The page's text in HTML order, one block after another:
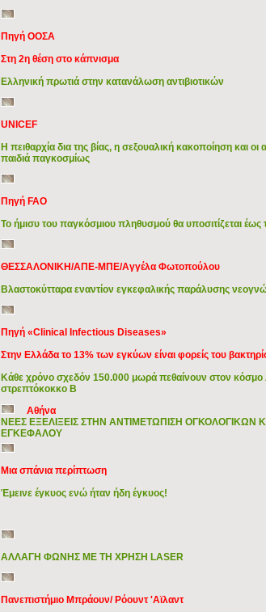
Copyright © 2009 Ιατρικά Θέματα
Πηγή ΟΟΣΑ
Στη 2η θέση στο κάπνισμα
Ελληνική πρωτιά στην κατανάλωση αντιβιοτικών
UNICEF
Η πειθαρχία δια της βίας, η σεξουαλική κακοποίηση και
παιδιά παγκοσμίως
Πηγή FAO
Το ήμισυ του παγκόσμιου πληθυσμού θα υποσιτίζεται έως
ΘΕΣΣΑΛΟΝΙΚΗ/ΑΠΕ-ΜΠΕ/Αγγέλα Φωτοπούλου
Βλαστοκύτταρα εναντίον εγκεφαλικής παράλυσης
Πηγή «Clinical Infectious Diseases»
Στην Ελλάδα το 13% των εγκύων είναι φορείς του
Κάθε χρόνο σχεδόν 150.000 μωρά πεθαίνουν στον
στρεπτόκοκκο Β
Αθήνα
ΝΕΕΣ ΕΞΕΛΙΞΕΙΣ ΣΤΗΝ ΑΝΤΙΜΕΤΩΠΙΣΗ ΟΓΚΟΛΟΓΙΚΩΝ
ΕΓΚΕΦΑΛΟΥ
Μια σπάνια περίπτωση
Έμεινε έγκυος ενώ ήταν ήδη έγκυος!
ΑΛΛΑΓΗ ΦΩΝΗΣ ΜΕ ΤΗ ΧΡΗΣΗ LASER
Πανεπιστήμιο Μπράουν/ Ρόουντ 'Αϊλαντ